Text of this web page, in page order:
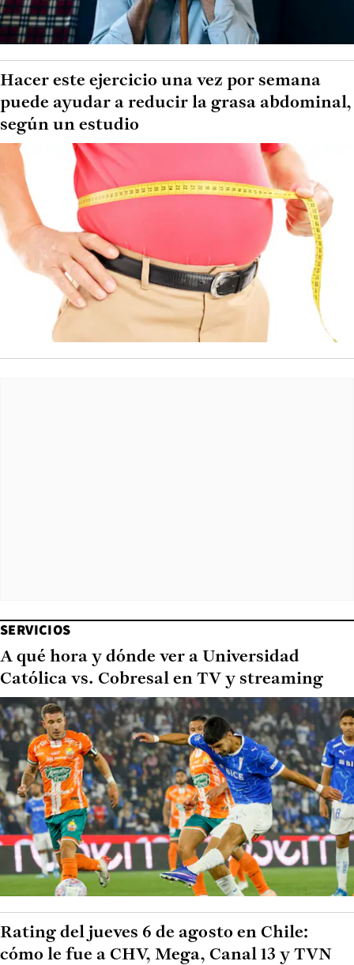
Hacer este ejercicio una vez por semana
puede ayudar a reducir la grasa abdominal,
según un estudio
SERVICIOS
A qué hora y dónde ver a Universidad
Católica vs. Cobresal en TV y streaming
Rating del jueves 6 de agosto en Chile:
cómo le fue a CHV, Mega, Canal 13 y TVN